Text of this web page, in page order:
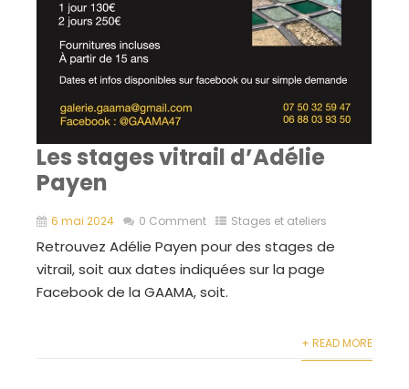
Les stages vitrail d’Adélie
Payen
6 mai 2024 0 Comment Stages et ateliers
Retrouvez Adélie Payen pour des stages de
vitrail, soit aux dates indiquées sur la page
Facebook de la GAAMA, soit.
+ READ MORE